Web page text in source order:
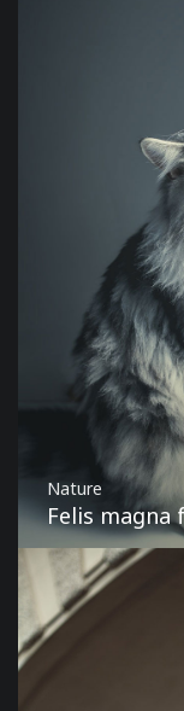
Nature
Felis magna